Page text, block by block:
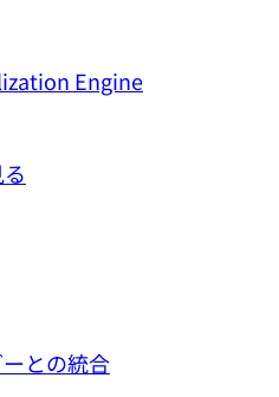
Engine
との統合